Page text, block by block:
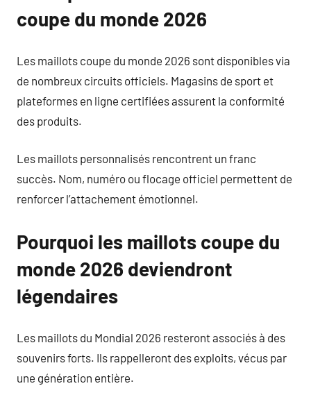
coupe du monde 2026
Les maillots coupe du monde 2026 sont disponibles via
de nombreux circuits officiels. Magasins de sport et
plateformes en ligne certifiées assurent la conformité
des produits.
Les maillots personnalisés rencontrent un franc
succès. Nom, numéro ou flocage officiel permettent de
renforcer l’attachement émotionnel.
Pourquoi les maillots coupe du
monde 2026 deviendront
légendaires
Les maillots du Mondial 2026 resteront associés à des
souvenirs forts. Ils rappelleront des exploits, vécus par
une génération entière.